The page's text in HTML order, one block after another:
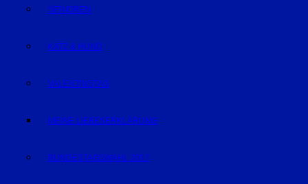
SENIOREN
KATZ & HUND
VALENTINSTAG
MEINE LIEBESERKLÄRUNG
BUNDESTAGSWAHL 2017